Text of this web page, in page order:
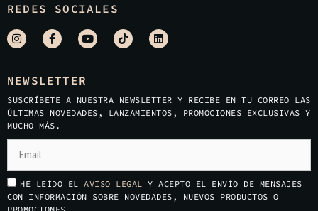
REDES SOCIALES
NEWSLETTER
SUSCRÍBETE A NUESTRA NEWSLETTER Y RECIBE EN TU CORREO LAS
ÚLTIMAS NOVEDADES, LANZAMIENTOS, PROMOCIONES EXCLUSIVAS Y
MUCHO MÁS.
HE LEÍDO EL AVISO LEGAL Y ACEPTO EL ENVÍO DE MENSAJES
CON INFORMACIÓN SOBRE NOVEDADES, NUEVOS PRODUCTOS O